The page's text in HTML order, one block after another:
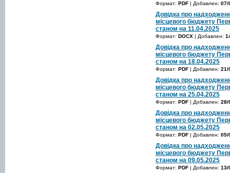
Формат: PDF | Добавлен: 07/
Довідка про
місцевого бюджету
станом на 11.04.2025
Формат: DOCX | Добавлен:
Довідка про
місцевого бюджету
станом на 18.04.2025
Формат: PDF | Добавлен: 21/
Довідка про
місцевого бюджету
станом на 25.04.2025
Формат: PDF | Добавлен: 28/
Довідка про
місцевого бюджету
станом на 02.05.2025
Формат: PDF | Добавлен: 05/
Довідка про
місцевого бюджету
станом на 09.05.2025
Формат: PDF | Добавлен: 13/